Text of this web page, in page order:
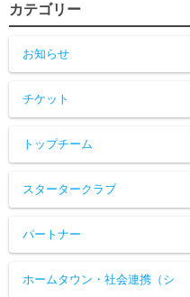
カテゴリー
お知らせ
チケット
トップチーム
スタータークラブ
パートナー
ホームタウン・社会連携（シ